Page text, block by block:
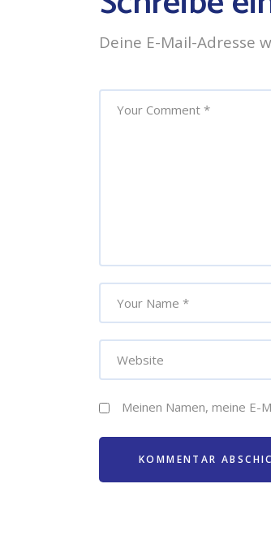
Deine E-Mail-Adresse
Meinen Namen, meine E-
KOMMENTAR